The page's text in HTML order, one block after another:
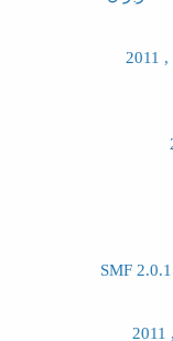
2011 ,
2011